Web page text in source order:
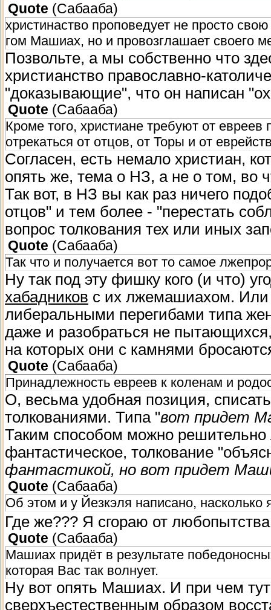
Quote (Сабааба)
христинаство проповедует не просто
гом Машиах, но и провозглашает своего
Позвольте, а мы собственно что
христианство православно-
"доказывающие", что он написан
Quote (Сабааба)
Кроме того, христиане требуют от
отрекаться от отцов, от Торы и от
Согласен, есть немало христиан,
опять же, тема о НЗ, а не о том, во
Так вот, в НЗ вы как раз ничего
отцов" и тем более - "перестать
вопрос толкования тех или иных
Quote (Сабааба)
Так что и получается вот то самое
Ну так под эту фишку кого (и что)
хабадников с их лжемашиахом.
либеральными перегибами типа
даже и разобраться не
на которых они с камнями
Quote (Сабааба)
Принадлежность евреев к коленам и
О, весьма удобная позиция,
толкованиями. Типа "вот придет
Таким способом можно
фантастическое, толкование
фантастикой, но вот придет
Quote (Сабааба)
Об этом и у Йезкэля написано, насколько
Где же??? Я сгораю от
Quote (Сабааба)
Машиах придёт в результате
которая Вас так волнует.
Ну вот опять Машиах. И при чем
сверхъестественным образом